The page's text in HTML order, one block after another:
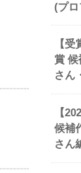
(プ
【
賞
さん
【
候補
さん